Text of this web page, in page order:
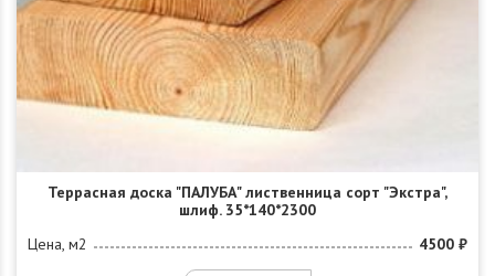
Террасная доска "ПАЛУБА" лиственница сорт "Экстра",
шлиф. 35*140*2300
Цена, м2
4500 ₽